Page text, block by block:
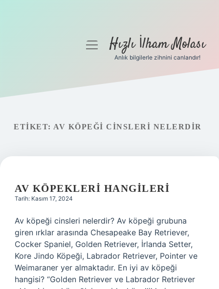
Gizlilik Politikası
menüyüHızlı İlham Molası
Anlık bilgilerle zihnini canlandır!
ETIKET: AV KÖPEĞI CINSLERI NELERDIR
AV KÖPEKLERI HANGILERI
Tarih: Kasım 17, 2024
Av köpeği cinsleri nelerdir? Av köpeği grubuna
giren ırklar arasında Chesapeake Bay Retriever,
Cocker Spaniel, Golden Retriever, İrlanda Setter,
Kore Jindo Köpeği, Labrador Retriever, Pointer ve
Weimaraner yer almaktadır. En iyi av köpeği
hangisi? “Golden Retriever ve Labrador Retriever